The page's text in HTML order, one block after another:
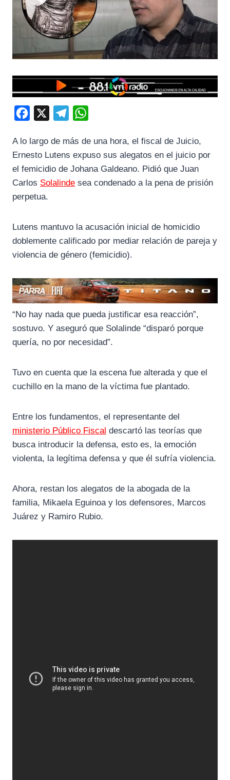
c
e
b
l
e
g
a
t
s
A lo largo de más de una hora, el fiscal de Juicio,
Ernesto Lutens expuso sus alegatos en el juicio por
el femicidio de Johana Galdeano. Pidió que Juan
Carlos Solalinde sea condenado a la pena de prisión
perpetua.
Lutens mantuvo la acusación inicial de homicidio
doblemente calificado por mediar relación de pareja y
violencia de género (femicidio).
“No hay nada que pueda justificar esa reacción”,
sostuvo. Y aseguró que Solalinde “disparó porque
quería, no por necesidad”.
Tuvo en cuenta que la escena fue alterada y que el
cuchillo en la mano de la víctima fue plantado.
Entre los fundamentos, el representante del
ministerio Público Fiscal descartó las teorías que
busca introducir la defensa, esto es, la emoción
violenta, la legítima defensa y que él sufría violencia.
Ahora, restan los alegatos de la abogada de la
familia, Mikaela Eguinoa y los defensores, Marcos
Juárez y Ramiro Rubio.